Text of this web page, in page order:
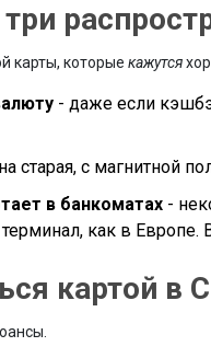
три
карты, которые кажутся
- даже если
старая, с магнитной
в банкоматах -
терминал, как в
картой в